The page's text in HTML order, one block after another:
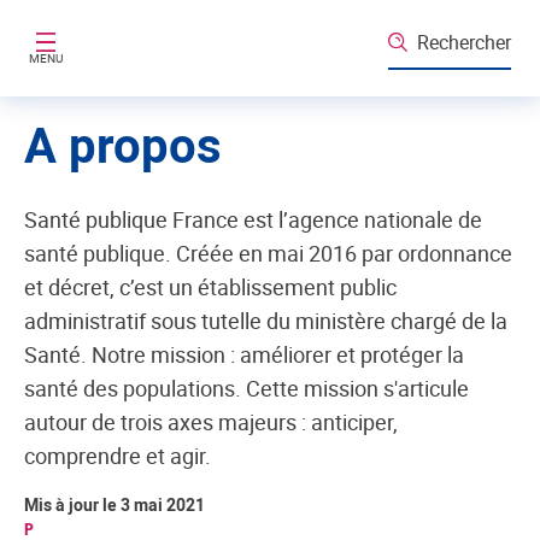
MENU
Rechercher
A propos
Santé publique France est l’agence nationale de
santé publique. Créée en mai 2016 par ordonnance
et décret, c’est un établissement public
administratif sous tutelle du ministère chargé de la
Santé. Notre mission : améliorer et protéger la
santé des populations. Cette mission s'articule
autour de trois axes majeurs : anticiper,
comprendre et agir.
P
Mis à jour le 3 mai 2021